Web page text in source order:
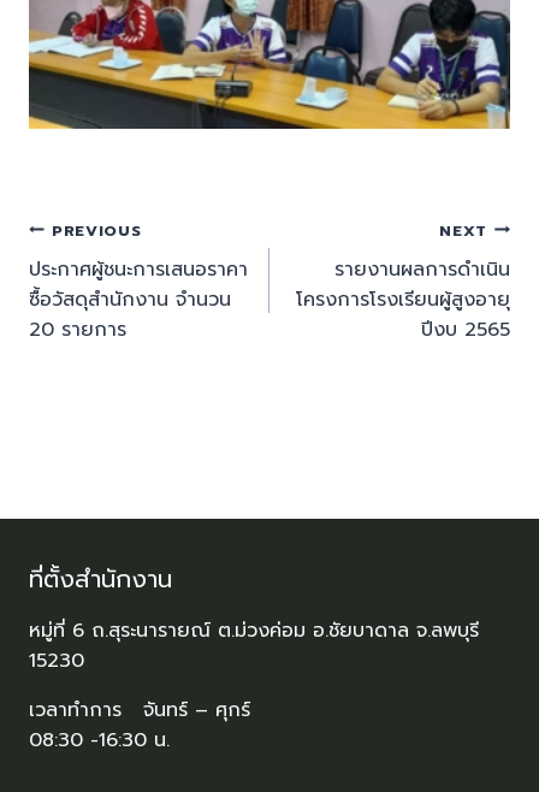
PREVIOUS
ประกาศผู้ชนะการเสนอราคา
ซื้อวัสดุสำนักงาน จำนวน
20 รายการ
NEXT
รายงานผลการดำเนิน
โครงการโรงเรียนผู้สูงอายุ
ปีงบ 2565
ที่ตั้งสำนักงาน
หมู่ที่ 6 ถ.สุระนารายณ์ ต.ม่วงค่อม อ.ชัยบาดาล จ.ลพบุรี
15230
เวลาทำการ จันทร์ – ศุกร์
08:30 -16:30 น.